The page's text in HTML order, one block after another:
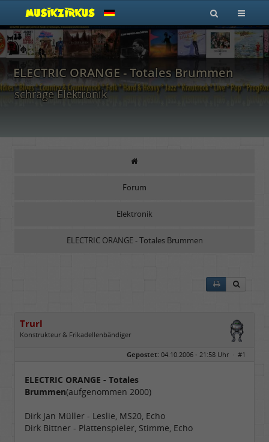
ELECTRIC ORANGE - Totales Brummen
schräge Elektronik
Forum
Elektronik
ELECTRIC ORANGE - Totales Brummen
Trurl
Konstrukteur & Frikadellenbändiger
Gepostet: 04.10.2006 - 21:58 Uhr · #1
ELECTRIC ORANGE - Totales
Brummen(aufgenommen 2000)
Dirk Jan Müller - Leslie, MS20, Echo
Dirk Bittner - Plattenspieler, Stimme, Echo